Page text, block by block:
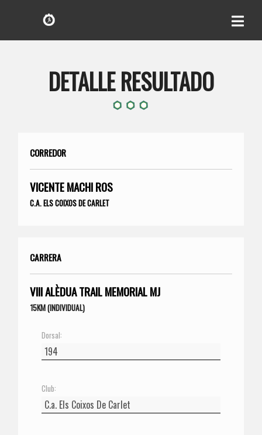
DETALLE RESULTADO
CORREDOR
VICENTE MACHI ROS
C.A. ELS COIXOS DE CARLET
CARRERA
VIII ALÈDUA TRAIL MEMORIAL MJ
15KM (INDIVIDUAL)
Dorsal:
Club: